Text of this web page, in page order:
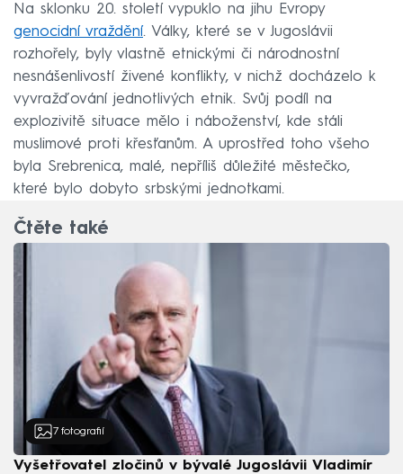
Na sklonku 20. století vypuklo na jihu Evropy
genocidní vraždění. Války, které se v Jugoslávii
rozhořely, byly vlastně etnickými či národnostní
nesnášenlivostí živené konflikty, v nichž docházelo k
vyvražďování jednotlivých etnik. Svůj podíl na
explozivitě situace mělo i náboženství, kde stáli
muslimové proti křesťanům. A uprostřed toho všeho
byla Srebrenica, malé, nepříliš důležité městečko,
které bylo dobyto srbskými jednotkami.
Čtěte také
7 fotografií
Vyšetřovatel zločinů v bývalé Jugoslávii Vladimír